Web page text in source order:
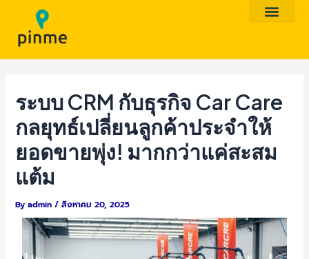
content
ระบบ CRM กับธุรกิจ Car Care
กลยุทธ์เปลี่ยนลูกค้าประจำให้
ยอดขายพุ่ง! มากกว่าแค่สะสม
แต้ม
Byadmin/สิงหาคม 20, 2025
navigation